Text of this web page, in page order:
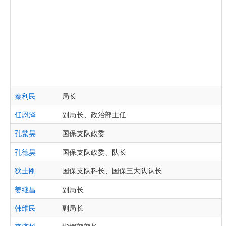
秦利民
局长
任恩泽
副局长、政治部主任
孔繁昊
国保支队政委
孔德昊
国保支队政委、队长
狄士刚
国保支队科长、国保三大队队长
姜继昌
副局长
韩维民
副局长